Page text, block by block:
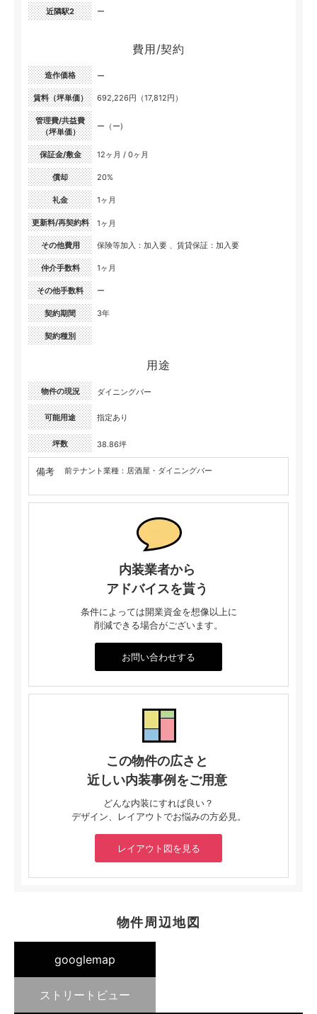
近隣駅2
ー
費用/契約
造作価格 ー
賃料（坪単価） 692,226円（17,812円）
管理費/共益費
（坪単価）
ー（ー)
保証金/敷金 12ヶ月 / 0ヶ月
償却 20%
礼金 1ヶ月
更新料/再契約料 1ヶ月
その他費用 保険等加入：加入要 、賃貸保証：加入要
仲介手数料 1ヶ月
その他手数料 ー
契約期間 3年
契約種別
用途
物件の現況 ダイニングバー
可能用途 指定あり
坪数 38.86坪
備考 前テナント業種：居酒屋・ダイニングバー
内装業者から
アドバイスを貰う
条件によっては開業資金を想像以上に
削減できる場合がございます。
お問い合わせする
この物件の広さと
近しい内装事例をご用意
どんな内装にすれば良い？
デザイン、レイアウトでお悩みの方必見。
レイアウト図を見る
物件周辺地図
googlemap
ストリートビュー